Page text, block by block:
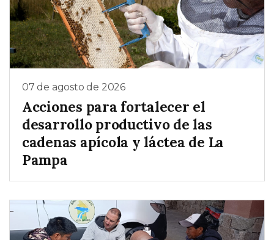
07 de agosto de 2026
Acciones para fortalecer el
desarrollo productivo de las
cadenas apícola y láctea de La
Pampa